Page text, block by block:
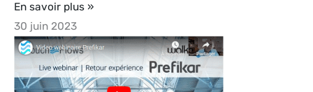
En savoir plus »
30 juin 2023